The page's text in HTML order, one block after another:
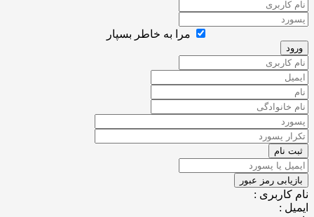
مرا به خاطر بسپار
:
: